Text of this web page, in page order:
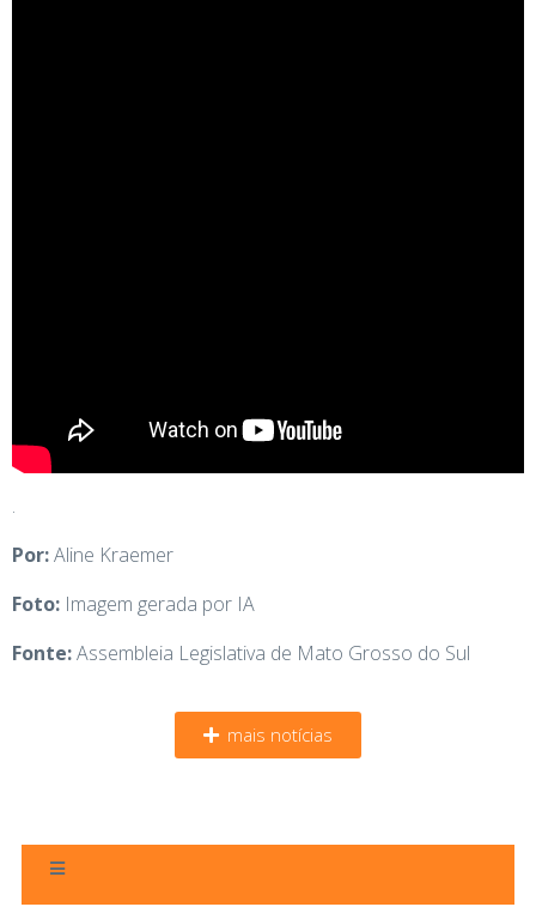
.
Por:Aline Kraemer
Foto: Imagem gerada por IA
Fonte:Assembleia Legislativa de Mato Grosso do Sul
mais notícias